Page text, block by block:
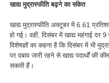
खाद्य मुद्रास्फीति बढ़ने का संकेत
खाद्य मुद्रास्फीति अक्टूबर में 6.61
हो गई। वहीं, दिसंबर में खाद्य महंगाई
विशेषज्ञों का कहना है कि दिसंबर में भी
पर दबाव जारी रहने से खाद्य पदार्थों की
सकती हैं।